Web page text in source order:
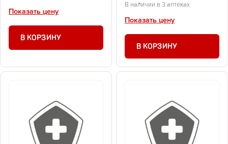
Показать цену
В КОРЗИНУ
В наличии в 3 аптеках
Показать цену
В КОРЗИНУ